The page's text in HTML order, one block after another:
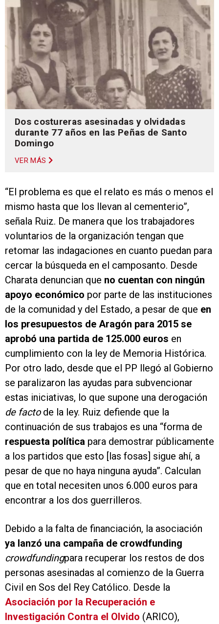
Dos costureras asesinadas y olvidadas
durante 77 años en las Peñas de Santo
Domingo
VER MÁS
“El problema es que el relato es más o menos el
mismo hasta que los llevan al cementerio”,
señala Ruiz. De manera que los trabajadores
voluntarios de la organización tengan que
retomar las indagaciones en cuanto puedan para
cercar la búsqueda en el camposanto. Desde
Charata denuncian que no cuentan con ningún
apoyo económico por parte de las instituciones
de la comunidad y del Estado, a pesar de que en
los presupuestos de Aragón para 2015 se
aprobó una partida de 125.000 euros en
cumplimiento con la ley de Memoria Histórica.
Por otro lado, desde que el PP llegó al Gobierno
se paralizaron las ayudas para subvencionar
estas iniciativas, lo que supone una derogación
de factode la ley. Ruiz defiende que la
continuación de sus trabajos es una “forma de
respuesta política para demostrar públicamente
a los partidos que esto [las fosas] sigue ahí, a
pesar de que no haya ninguna ayuda”. Calculan
que en total necesiten unos 6.000 euros para
encontrar a los dos guerrilleros.
Debido a la falta de financiación, la asociación
ya lanzó una campaña de crowdfunding
crowdfundingpara recuperar los restos de dos
personas asesinadas al comienzo de la Guerra
Civil en Sos del Rey Católico. Desde la
Asociación por la Recuperación e
Investigación Contra el Olvido (ARICO),